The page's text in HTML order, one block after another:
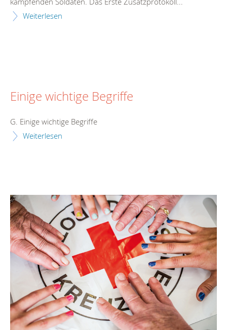
Weiterlesen
Einige wichtige Begriffe
G. Einige wichtige Begriffe
Weiterlesen